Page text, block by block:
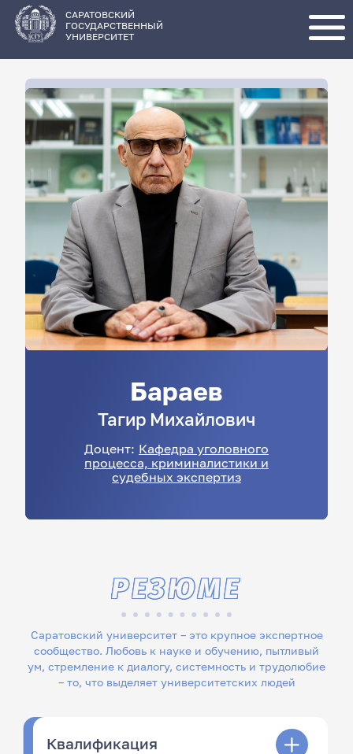
основному
содержанию
САРАТОВСКИЙ
ГОСУДАРСТВЕННЫЙ
УНИВЕРСИТЕТ
Бараев
Тагир Михайлович
Доцент: Кафедра уголовного
процесса, криминалистики и
судебных экспертиз
Саратовский университет – это крупное экспертное
сообщество. Любовь к науке и обучению, пытливый
ум, стремление к диалогу, системность и трудолюбие
– то, что выделяет университетских людей
РЕЗЮМЕ
Квалификация